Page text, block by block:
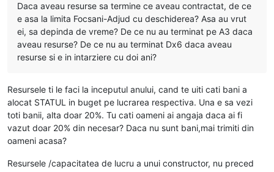
Daca aveau resurse sa termine ce aveau contractat, de ce
e asa la limita Focsani-Adjud cu deschiderea? Asa au vrut
ei, sa depinda de vreme? De ce nu au terminat pe A3 daca
aveau resurse? De ce nu au terminat Dx6 daca aveau
resurse si e in intarziere cu doi ani?
Resursele ti le faci la inceputul anului, cand te uiti cati bani a
alocat STATUL in buget pe lucrarea respectiva. Una e sa vezi
toti banii, alta doar 20%. Tu cati oameni ai angaja daca ai fi
vazut doar 20% din necesar? Daca nu sunt bani,mai trimiti din
oameni acasa?
Resursele /capacitatea de lucru a unui constructor, nu preced